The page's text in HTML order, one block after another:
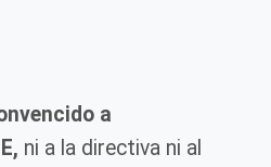
a
ni a la directiva ni al